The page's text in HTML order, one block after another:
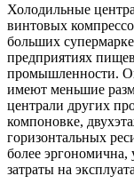
Холодильные
винтовых
больших
предприятиях
промышленности.
имеют меньшие
централи других
компоновке,
горизонтальных
более
затраты на